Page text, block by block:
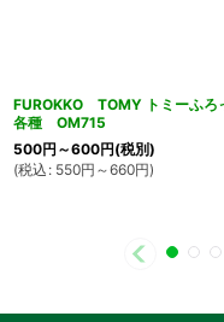
FUROKKO TOMY トミーふ
各種 OM715
500円 ～600円(税別)
(税込 : 550円 ～660円)